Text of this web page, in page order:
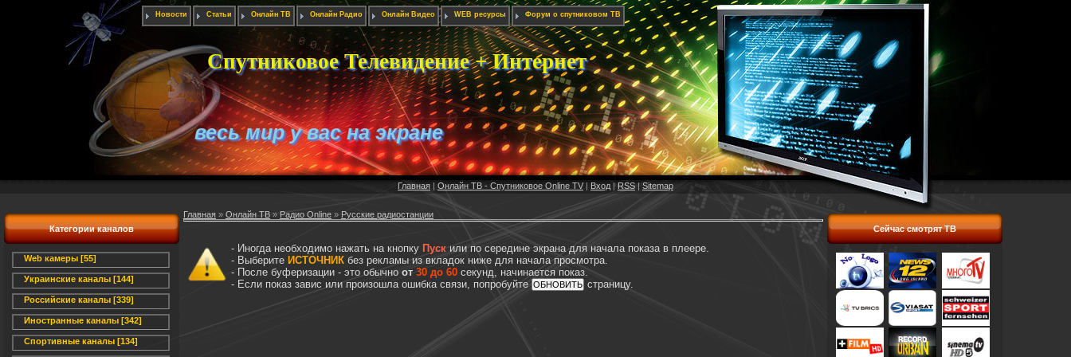
Новости Статьи Онлайн ТВ Онлайн Радио Онлайн Видео WEB ресурсы Форум о спутниковом ТВ
Спутниковое Телевидение + Интернет
весь мир у вас на экране
Главная | Онлайн ТВ - Спутниковое Online TV | Вход |RSS|Sitemap
Категории каналов
Web камеры [55]
Украинские каналы [144]
Российские каналы [339]
Иностранные каналы [342]
Спортивные каналы [134]
Главная » Онлайн ТВ » Радио Online » Русские радиостанции
- Иногда необходимо нажать на кнопку Пускили по середине экрана для начала показа в плеере.
- Выберите ИСТОЧНИК без рекламы из вкладок ниже для начала просмотра.
- После буферизации - это обычно от 30 до 60 секунд, начинается показ.
- Если показ завис или произошла ошибка связи, попробуйте
страницу.
Сейчас смотрят ТВ